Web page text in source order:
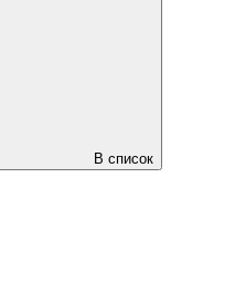
В список